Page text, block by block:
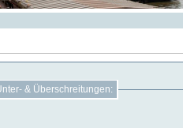
& Überschreitungen: